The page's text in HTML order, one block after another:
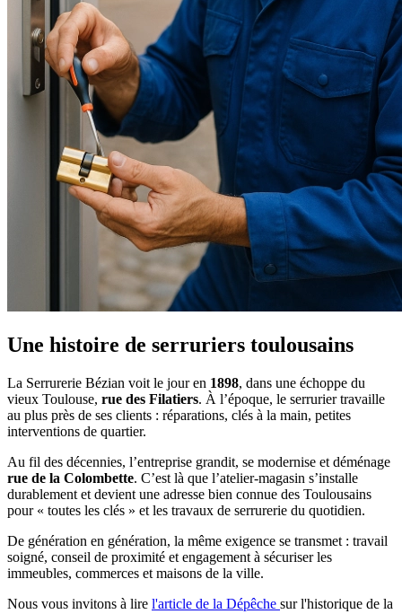
Une histoire de serruriers toulousains
La Serrurerie Bézian voit le jour en 1898, dans une échoppe du
vieux Toulouse, rue des Filatiers. À l’époque, le serrurier travaille
au plus près de ses clients : réparations, clés à la main, petites
interventions de quartier.
Au fil des décennies, l’entreprise grandit, se modernise et déménage
rue de la Colombette. C’est là que l’atelier-magasin s’installe
durablement et devient une adresse bien connue des Toulousains
pour « toutes les clés » et les travaux de serrurerie du quotidien.
De génération en génération, la même exigence se transmet : travail
soigné, conseil de proximité et engagement à sécuriser les
immeubles, commerces et maisons de la ville.
Nous vous invitons à lire l'article de la Dépêche sur l'historique de la